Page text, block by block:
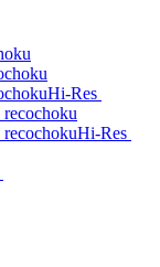
Hi-Res
Hi-Res